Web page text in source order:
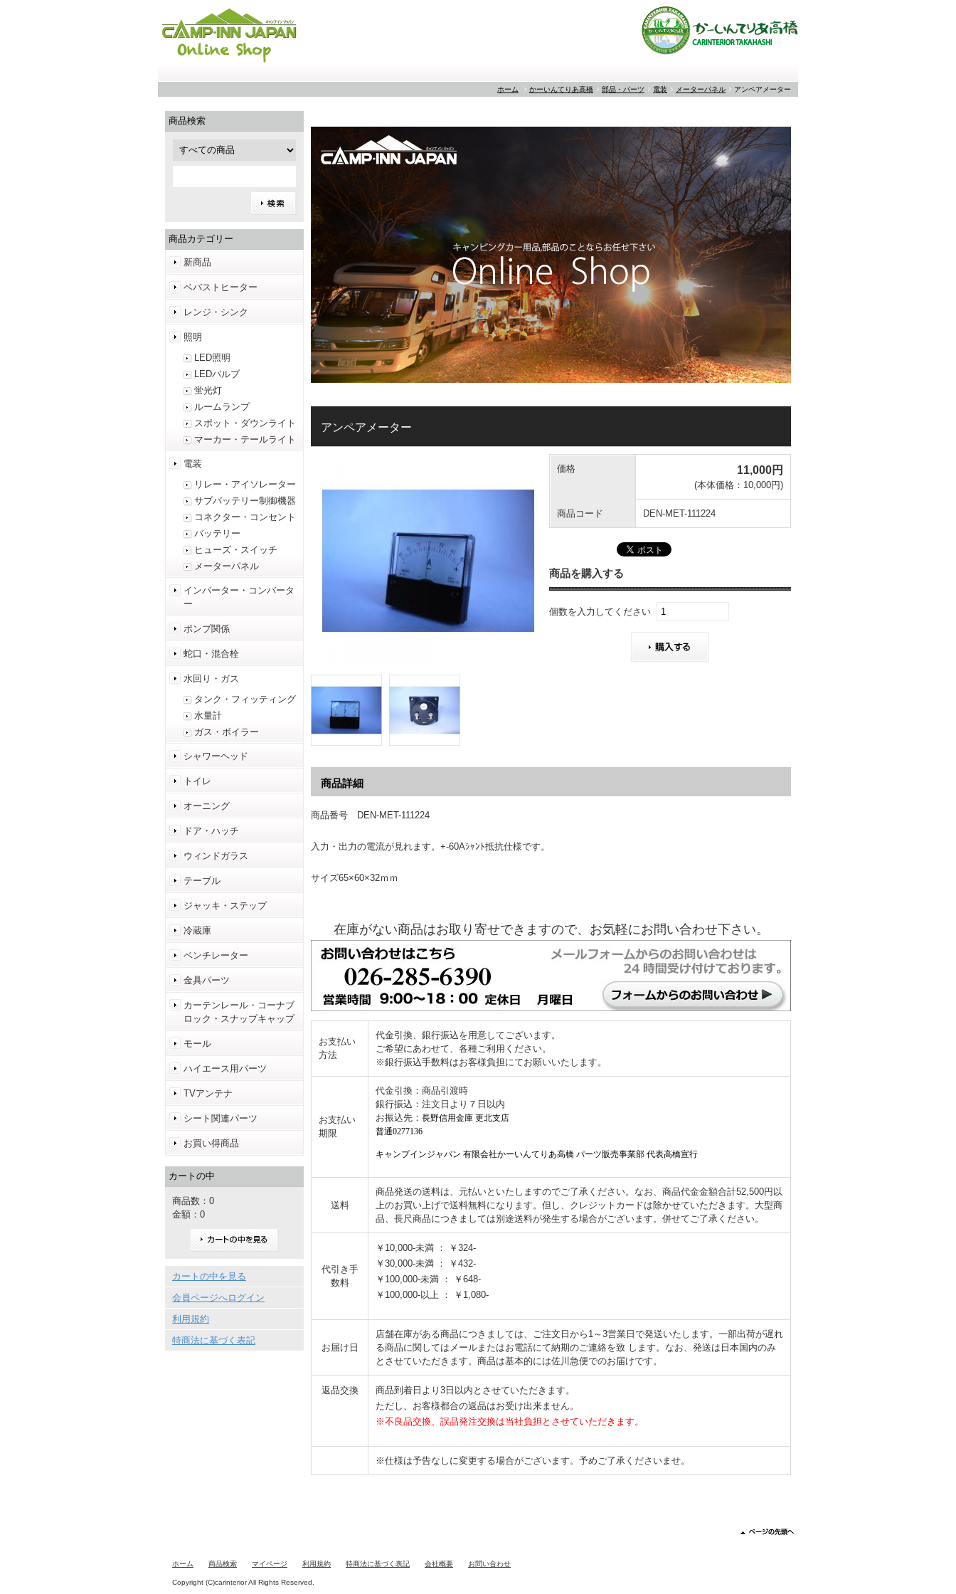
ホーム かーいんてりあ高橋 部品・パーツ 電装 メーターパネル アンペアメーター
アンペアメーター
価格 11,000円
(本体価格：10,000円)
商品コード DEN-MET-111224
商品を購入する
個数を入力してください
商品詳細
商品番号 DEN-MET-111224
入力・出力の電流が見れます。+-60Aｼｬﾝﾄ抵抗仕様です。
サイズ65×60×32ｍｍ
在庫がない商品はお取り寄せできますので、お気軽にお問い合わせ下さい。
お支払い
方法
代金引換、銀行振込を用意してございます。
ご希望にあわせて、各種ご利用ください。
※銀行振込手数料はお客様負担にてお願いいたします。
お支払い
期限
代金引換：商品引渡時
銀行振込：注文日より７日以内
お振込先： 長野信用金庫 更北支店
普通0277136
キャンプインジャパン 有限会社かーいんてりあ高橋 パーツ販売事業部 代表高橋宣行
送料
商品発送の送料は、元払いといたしますのでご了承ください。なお、商品代金金額合計52,500円以
上のお買い上げで送料無料になります。但し、クレジットカードは除かせていただきます。大型商
品、長尺商品につきましては別途送料が発生する場合がございます。併せてご了承ください。
代引き手
数料
￥10,000-未満 ： ￥324-
￥30,000-未満 ： ￥432-
￥100,000-未満 ： ￥648-
￥100,000-以上 ： ￥1,080-
お届け日
店舗在庫がある商品につきましては、ご注文日から1～3営業日で発送いたします。一部出荷が遅れ
る商品に関してはメールまたはお電話にて納期のご連絡を致 します。なお、発送は日本国内のみ
とさせていただきます。商品は基本的には佐川急便でのお届けです。
返品交換
商品到着日より3日以内とさせていただきます。
ただし、お客様都合の返品はお受け出来ません。
※不良品交換、誤品発注交換は当社負担とさせていただきます。
※仕様は予告なしに変更する場合がございます。予めご了承くださいませ。
商品検索
商品カテゴリー
新商品
ベバストヒーター
レンジ・シンク
照明
LED照明
LEDバルブ
蛍光灯
ルームランプ
スポット・ダウンライト
マーカー・テールライト
電装
リレー・アイソレーター
サブバッテリー制御機器
コネクター・コンセント
バッテリー
ヒューズ・スイッチ
メーターパネル
インバーター・コンバータ
ー
ポンプ関係
蛇口・混合栓
水回り・ガス
タンク・フィッティング
水量計
ガス・ボイラー
シャワーヘッド
トイレ
オーニング
ドア・ハッチ
ウィンドガラス
テーブル
ジャッキ・ステップ
冷蔵庫
ベンチレーター
金具パーツ
カーテンレール・コーナブ
ロック・スナップキャップ
モール
ハイエース用パーツ
TVアンテナ
シート関連パーツ
お買い得商品
カートの中
商品数：0
金額：0
カートの中を見る
会員ページへログイン
利用規約
特商法に基づく表記
ホーム 商品検索 マイページ 利用規約 特商法に基づく表記 会社概要 お問い合わせ
Copyright (C)carinterior All Rights Reserved.